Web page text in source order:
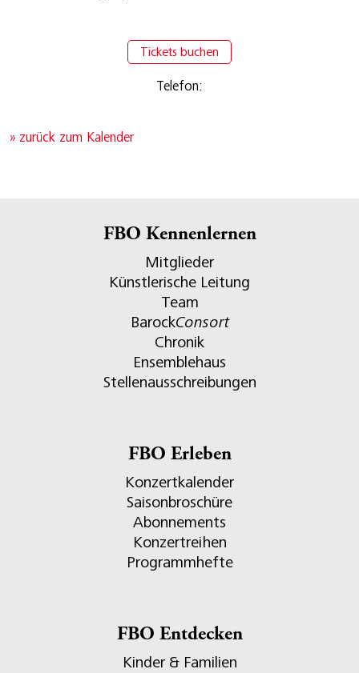
Tickets buchen
Telefon:
» zurück zum Kalender
FBO Kennenlernen
Mitglieder
Künstlerische Leitung
Team
BarockConsort
Chronik
Ensemblehaus
Stellenausschreibungen
FBO Erleben
Konzertkalender
Saisonbroschüre
Abonnements
Konzertreihen
Programmhefte
FBO Entdecken
Kinder & Familien